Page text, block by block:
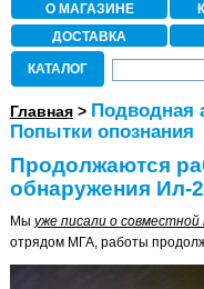
О МАГАЗИНЕ
ДОСТАВКА
КАТАЛОГ
Главная> Подводная
Попытки опознания
Продолжаются
обнаружения Ил-2
Мы уже писали о совместной
отрядом МГА, работы